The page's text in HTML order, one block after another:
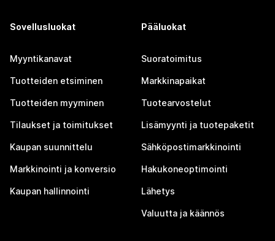
Sovellusluokat
Myyntikanavat
Tuotteiden etsiminen
Tuotteiden myyminen
Tilaukset ja toimitukset
Kaupan suunnittelu
Markkinointi ja konversio
Kaupan hallinnointi
Pääluokat
Suoratoimitus
Markkinapaikat
Tuotearvostelut
Lisämyynti ja tuotepaketit
Sähköpostimarkkinointi
Hakukoneoptimointi
Lähetys
Valuutta ja käännös